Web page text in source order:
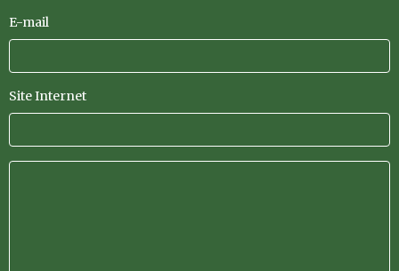
E-mail
Site Internet